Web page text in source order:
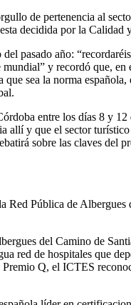
de pertenencia al
decidida por la Calidad
pasado año:
y recordó que,
sea la norma
entre los días 8 y
allí y que el sector
sobre las claves del
Red Pública de Albergues
del Camino de
red de hospitales que
Q, el ICTES